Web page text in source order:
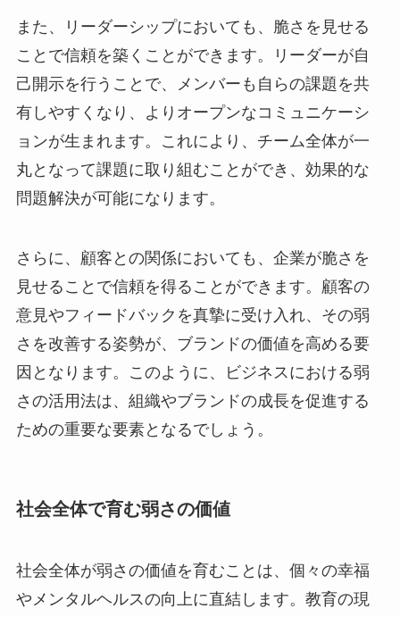
また、リーダーシップにおいても、脆さを見せる
ことで信頼を築くことができます。リーダーが自
己開示を行うことで、メンバーも自らの課題を共
有しやすくなり、よりオープンなコミュニケーシ
ョンが生まれます。これにより、チーム全体が一
丸となって課題に取り組むことができ、効果的な
問題解決が可能になります。
さらに、顧客との関係においても、企業が脆さを
見せることで信頼を得ることができます。顧客の
意見やフィードバックを真摯に受け入れ、その弱
さを改善する姿勢が、ブランドの価値を高める要
因となります。このように、ビジネスにおける弱
さの活用法は、組織やブランドの成長を促進する
ための重要な要素となるでしょう。
社会全体で育む弱さの価値
社会全体が弱さの価値を育むことは、個々の幸福
やメンタルヘルスの向上に直結します。教育の現